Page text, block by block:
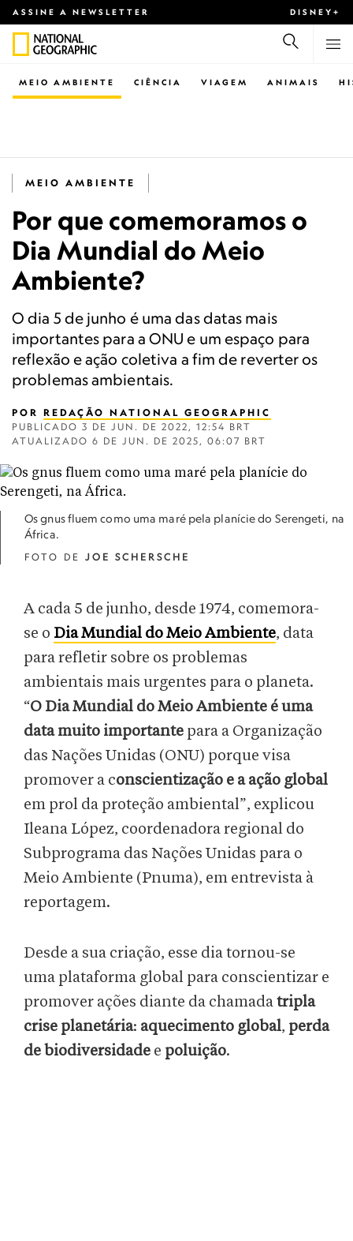
ASSINE A NEWSLETTER DISNEY+
CIÊNCIA VIAGEM ANIMAIS
MEIO AMBIENTE
MEIO AMBIENTE
Por que comemoramos o
Dia Mundial do Meio
Ambiente?
O dia 5 de junho é uma das datas mais
importantes para a ONU e um espaço para
reflexão e ação coletiva a fim de reverter os
problemas ambientais.
POR REDAÇÃO NATIONAL GEOGRAPHIC
PUBLICADO 3 DE JUN. DE 2022, 12:54 BRT
ATUALIZADO 6 DE JUN. DE 2025, 06:07 BRT
Os gnus fluem como uma maré pela planície do Serengeti, na
África.
FOTO DE JOE SCHERSCHE
A cada 5 de junho, desde 1974, comemora-
se o Dia Mundial do Meio Ambiente, data
para refletir sobre os problemas
ambientais mais urgentes para o planeta.
“O Dia Mundial do Meio Ambiente é uma
data muito importante para a Organização
das Nações Unidas (ONU) porque visa
promover a conscientização e a ação global
em prol da proteção ambiental”, explicou
Ileana López, coordenadora regional do
Subprograma das Nações Unidas para o
Meio Ambiente (Pnuma), em entrevista à
reportagem.
Desde a sua criação, esse dia tornou-se
uma plataforma global para conscientizar e
promover ações diante da chamadatripla
crise planetária: aquecimento global, perda
de biodiversidade e poluição.